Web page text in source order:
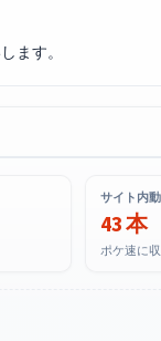
ます。
サイト内
43 本
ポケ速に